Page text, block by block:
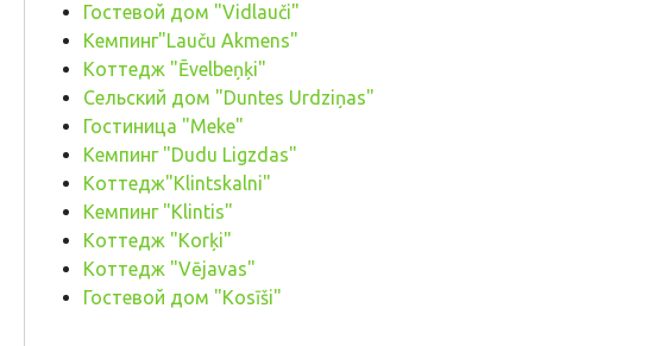
Гостевой дом "Vidlauči"
Кемпинг"Lauču Akmens"
Коттедж "Ēvelbeņķi"
Сельский дом "Duntes Urdziņas"
Гостиница "Meke"
Кемпинг "Dudu Ligzdas"
Коттедж"Klintskalni"
Кемпинг "Klintis"
Коттедж "Korķi"
Коттедж "Vējavas"
Гостевой дом "Kosīši"